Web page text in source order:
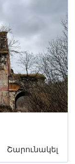
Շարունակել